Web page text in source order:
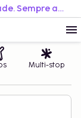
Reserve facilmente. Viaje com flexibilidade. Sempre ao melhor preço.
Multi-stop